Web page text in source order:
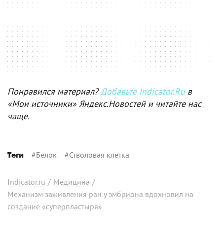
Понравился материал?Добавьте Indicator.Ruв
«Мои источники» Яндекс.Новостей и читайте нас
чаще.
Теги #Белок #Стволовая клетка
Indicator.ru / Медицина /
Механизм заживления ран у эмбриона вдохновил на
создание «суперпластыря»